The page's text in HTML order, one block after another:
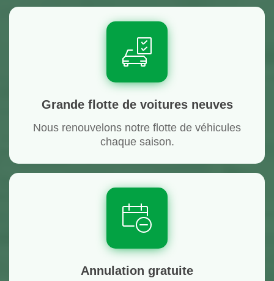
Grande flotte de voitures neuves
Nous renouvelons notre flotte de véhicules
chaque saison.
Annulation gratuite